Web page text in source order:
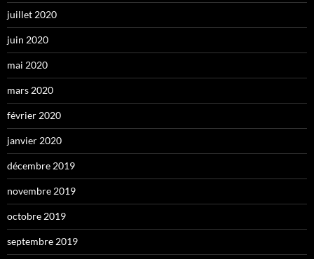
juillet 2020
juin 2020
mai 2020
mars 2020
février 2020
janvier 2020
décembre 2019
novembre 2019
octobre 2019
septembre 2019